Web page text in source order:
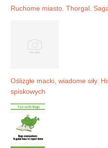
Ruchome miasto. Thorgal.
Oślizgłe macki, wiadome siły.
spiskowych